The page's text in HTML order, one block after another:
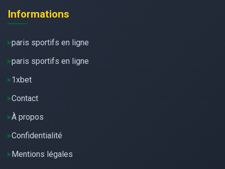
Informations
paris sportifs en ligne
paris sportifs en ligne
1xbet
Contact
À propos
Confidentialité
Mentions légales